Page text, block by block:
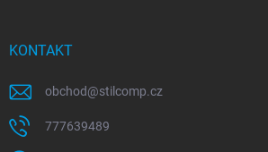
KONTAKT
obchod@stilcomp.cz
777639489